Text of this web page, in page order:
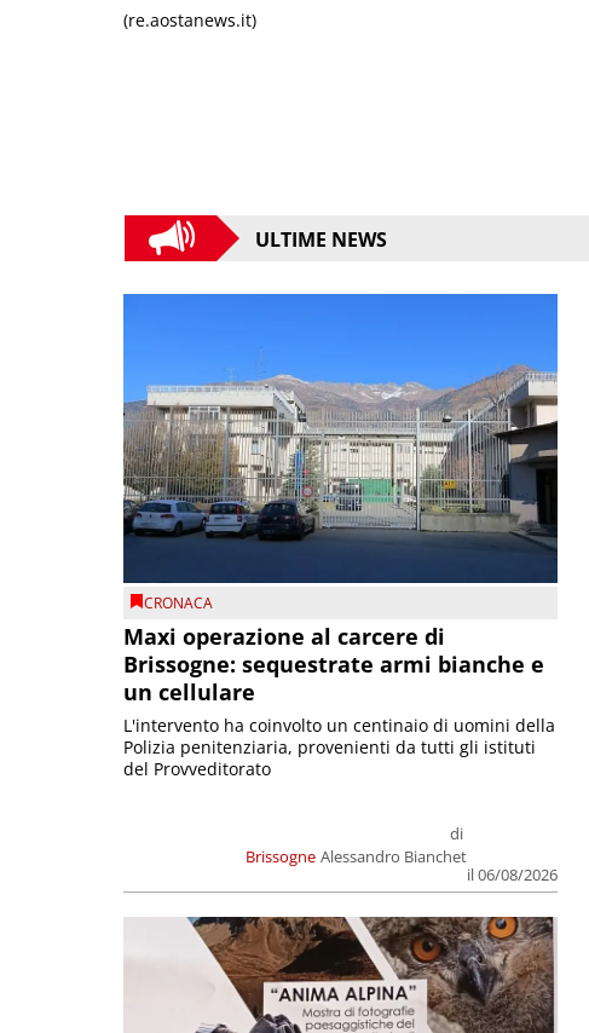
(re.aostanews.it)
ULTIME NEWS
CRONACA
Maxi operazione al carcere di
Brissogne: sequestrate armi bianche e
un cellulare
Brissogne
di
Alessandro Bianchet
il 06/08/2026
L'intervento ha coinvolto un centinaio di uomini della
Polizia penitenziaria, provenienti da tutti gli istituti
del Provveditorato